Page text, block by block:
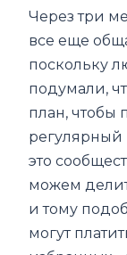
Через три
все еще
поскольку
подумали,
план, чтобы
регулярный
это
можем
и тому
могут